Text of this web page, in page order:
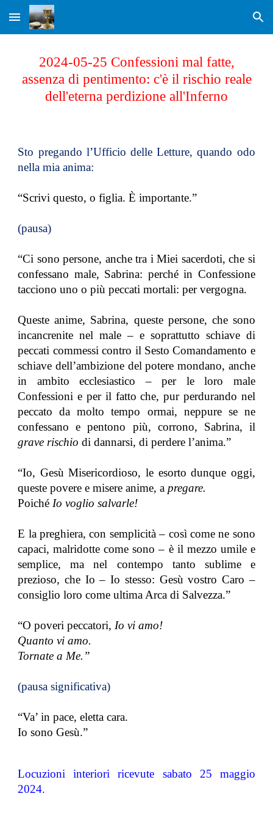
Skip to main content Skip to navigation
2024-05-25 Confessioni mal fatte,
assenza di pentimento: c'è il rischio reale
dell'eterna perdizione all'Inferno
Sto pregando l’Ufficio delle Letture, quando odo
nella mia anima:
“Scrivi questo, o figlia. È importante.”
(pausa)
“Ci sono persone, anche tra i Miei sacerdoti, che si
confessano male, Sabrina: perché in Confessione
tacciono uno o più peccati mortali: per vergogna.
Queste anime, Sabrina, queste persone, che sono
incancrenite nel male – e soprattutto schiave di
peccati commessi contro il Sesto Comandamento e
schiave dell’ambizione del potere mondano, anche
in ambito ecclesiastico – per le loro male
Confessioni e per il fatto che, pur perdurando nel
peccato da molto tempo ormai, neppure se ne
confessano e pentono più, corrono, Sabrina, il
grave rischiodi dannarsi, di perdere l’anima.”
“Io, Gesù Misericordioso, le esorto dunque oggi,
queste povere e misere anime, a pregare.
Poiché Io voglio salvarle!
E la preghiera, con semplicità – così come ne sono
capaci, malridotte come sono – è il mezzo umile e
semplice, ma nel contempo tanto sublime e
prezioso, che Io – Io stesso: Gesù vostro Caro –
consiglio loro come ultima Arca di Salvezza.”
“O poveri peccatori, Io vi amo!
Quanto vi amo.
Tornate a Me.”
(pausa significativa)
“Va’ in pace, eletta cara.
Io sono Gesù.”
Locuzioni interiori ricevute sabato 25 maggio
2024.